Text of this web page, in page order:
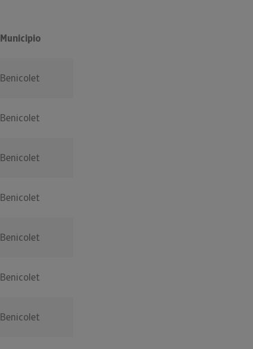
Municipio
Benicolet
Benicolet
Benicolet
Benicolet
Benicolet
Benicolet
Benicolet